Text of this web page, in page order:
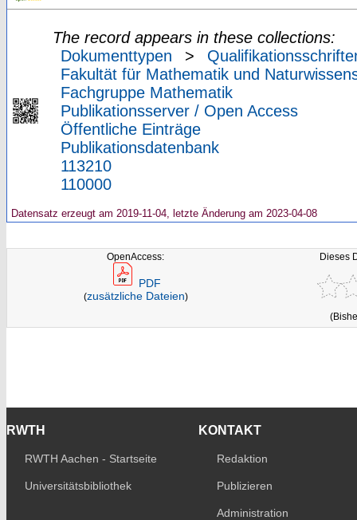
The record appears in these collections:
Dokumenttypen
>
Fakultät für Mathematik und
Fachgruppe Mathematik
Publikationsserver / Open Access
Öffentliche Einträge
Publikationsdatenbank
113210
110000
Datensatz erzeugt am 2019-11-04, letzte Änderung am 2023-04-08
OpenAccess:
PDF
(zusätzliche Dateien)
Dieses
RWTH
RWTH Aachen - Startseite
Universitätsbibliothek
KONTAKT
Redaktion
Publizieren
Administration